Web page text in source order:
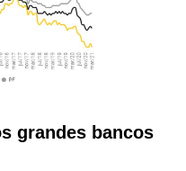
grandes bancos